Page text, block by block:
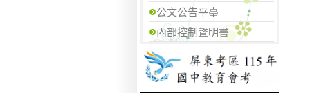
公文公告平臺
內部控制聲明書